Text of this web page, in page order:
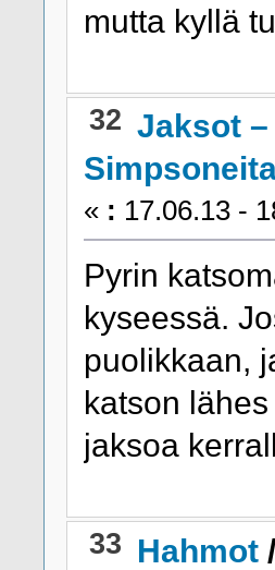
mutta kyllä
32 Jaksot
« : 17.06.13 -
Pyrin
kyseessä.
puolikkaan,
katson
jaksoa
33 Hahmot